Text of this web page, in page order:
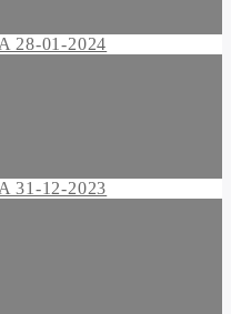
28-01-2024
31-12-2023